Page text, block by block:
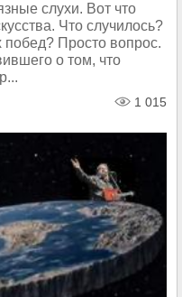
слухи. Вот что
Что случилось?
Просто вопрос.
о том, что
1 015